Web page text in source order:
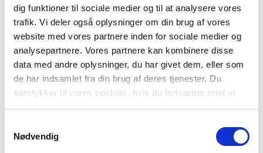
dig funktioner til sociale medier og til at analysere vores
trafik. Vi deler også oplysninger om din brug af vores
website med vores partnere inden for sociale medier og
analysepartnere. Vores partnere kan kombinere disse
data med andre oplysninger, du har givet dem, eller som
de har indsamlet fra din brug af deres tjenester. Du
samtykker til vores cookies, hvis du fortsætter med at
anvende vores hjemmeside.
Nødvendig
Men giv os din e-mail og mobilnummer, så giver vi dig besked, når
denne brandstationen søger brandfolk.
Jeg acceptererprivatlivsbetingelsersamt at BBN må sende e-
mails